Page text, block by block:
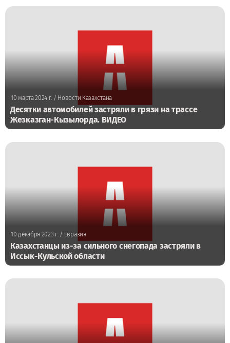
10 марта 2024 г. / Новости Казахстана
Десятки автомобилей застряли в грязи на трассе
Жезказган-Кызылорда. ВИДЕО
10 декабря 2023 г./ Евразия
Казахстанцы из-за сильного снегопада застряли в
Иссык-Кульской области